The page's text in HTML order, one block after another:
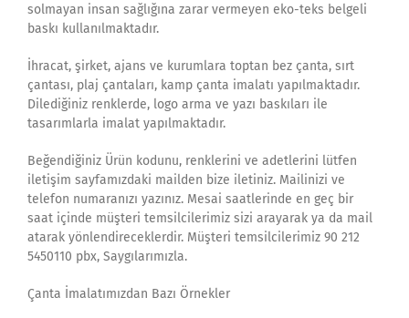
solmayan insan sağlığına zarar vermeyen eko-teks belgeli
baskı kullanılmaktadır.
İhracat, şirket, ajans ve kurumlara toptan bez çanta, sırt
çantası, plaj çantaları, kamp çanta imalatı yapılmaktadır.
Dilediğiniz renklerde, logo arma ve yazı baskıları ile
tasarımlarla imalat yapılmaktadır.
Beğendiğiniz Ürün kodunu, renklerini ve adetlerini lütfen
iletişim sayfamızdaki mailden bize iletiniz. Mailinizi ve
telefon numaranızı yazınız. Mesai saatlerinde en geç bir
saat içinde müşteri temsilcilerimiz sizi arayarak ya da mail
atarak yönlendireceklerdir. Müşteri temsilcilerimiz 90 212
5450110 pbx, Saygılarımızla.
Çanta İmalatımızdan Bazı Örnekler